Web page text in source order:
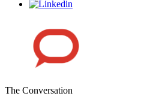
The Conversation